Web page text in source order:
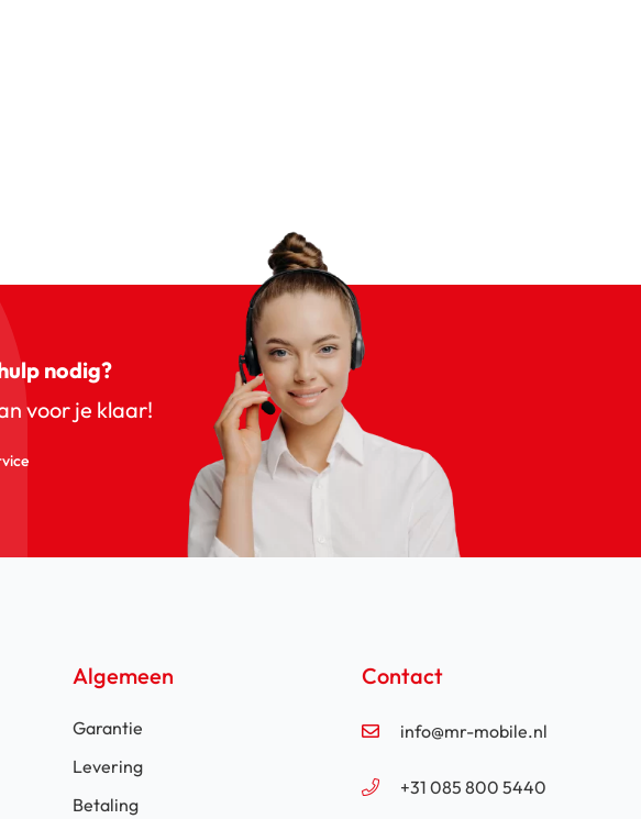
nodig?
voor je klaar!
Algemeen
Garantie
Levering
Betaling
Contact
info@mr-mobile.nl
+31 085 800 5440